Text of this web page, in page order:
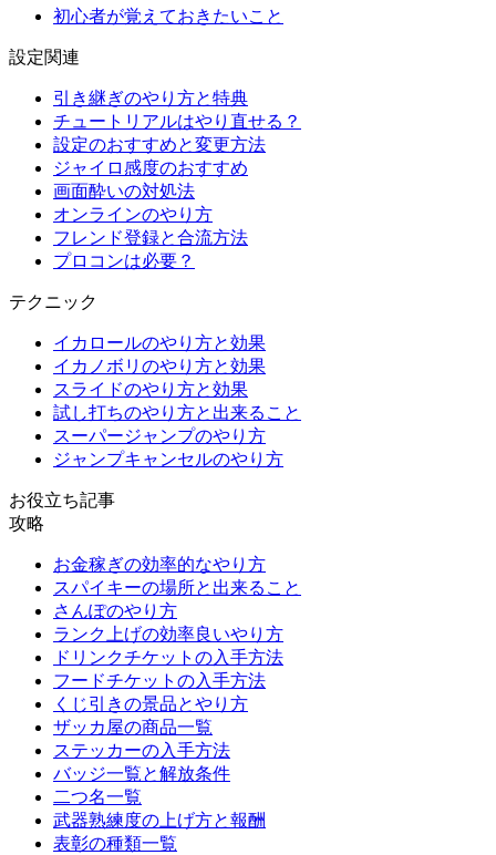
初心者が覚えておきたいこと
設定関連
引き継ぎのやり方と特典
チュートリアルはやり直せる？
設定のおすすめと変更方法
ジャイロ感度のおすすめ
画面酔いの対処法
オンラインのやり方
フレンド登録と合流方法
プロコンは必要？
テクニック
イカロールのやり方と効果
イカノボリのやり方と効果
スライドのやり方と効果
試し打ちのやり方と出来ること
スーパージャンプのやり方
ジャンプキャンセルのやり方
お役立ち記事
攻略
お金稼ぎの効率的なやり方
スパイキーの場所と出来ること
さんぽのやり方
ランク上げの効率良いやり方
ドリンクチケットの入手方法
フードチケットの入手方法
くじ引きの景品とやり方
ザッカ屋の商品一覧
ステッカーの入手方法
バッジ一覧と解放条件
二つ名一覧
武器熟練度の上げ方と報酬
表彰の種類一覧